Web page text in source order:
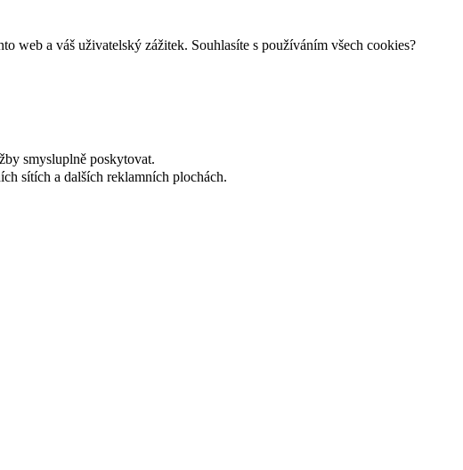
web a váš uživatelský zážitek. Souhlasíte s používáním všech cookies?
smysluplně poskytovat.
sítích a dalších reklamních plochách.